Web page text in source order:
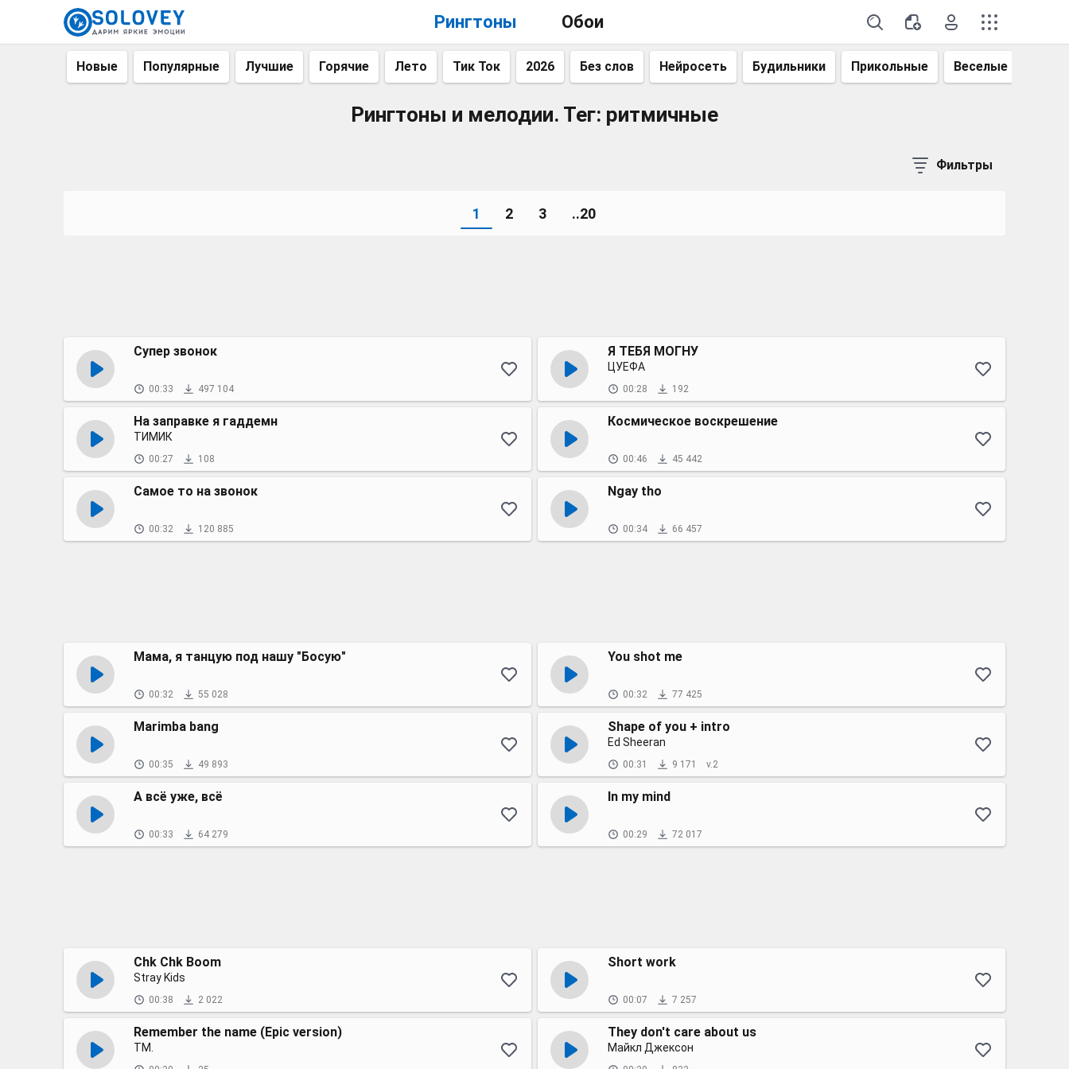
Рингтоны Обои
Новые Популярные Лучшие Горячие Лето Тик Ток 2026 Без слов Нейросеть Будильники Прикольные Веселые
Рингтоны и мелодии. Тег: ритмичные
Фильтры
1 2 3 ..20
Супер звонок
00:33 497 104
Я ТЕБЯ МОГНУ
ЦУЕФА
00:28 192
На заправке я гаддемн
ТИМИК
00:27 108
Космическое воскрешение
00:46 45 442
Самое то на звонок
00:32 120 885
Ngay tho
00:34 66 457
Мама, я танцую под нашу "Босую"
00:32 55 028
You shot me
00:32 77 425
Marimba bang
00:35 49 893
Shape of you + intro
Ed Sheeran
00:31 9 171 v.2
А всё уже, всё
00:33 64 279
In my mind
00:29 72 017
Chk Chk Boom
Stray Kids
00:38 2 022
Short work
00:07 7 257
Remember the name (Epic version)
TM.
They don't care about us
Майкл Джексон